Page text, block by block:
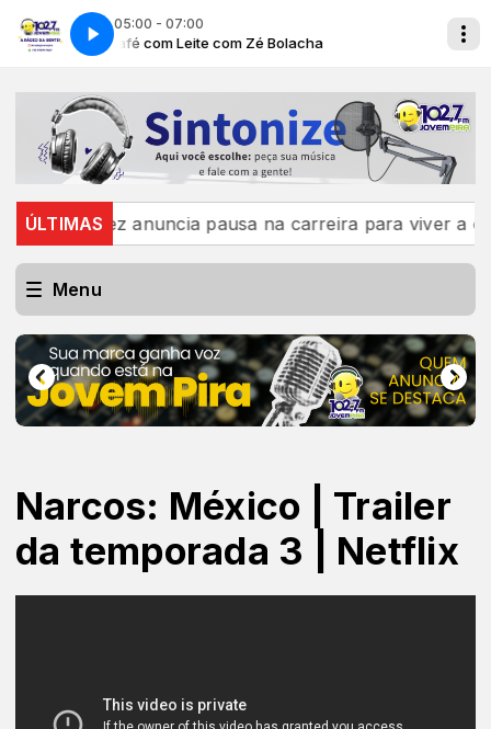
05:00 - 07:00
Café com Leite com Zé Bolacha
ÚLTIMASanuncia pausa na carreira para viver a
Menu
Narcos: México | Trailer
da temporada 3 | Netflix